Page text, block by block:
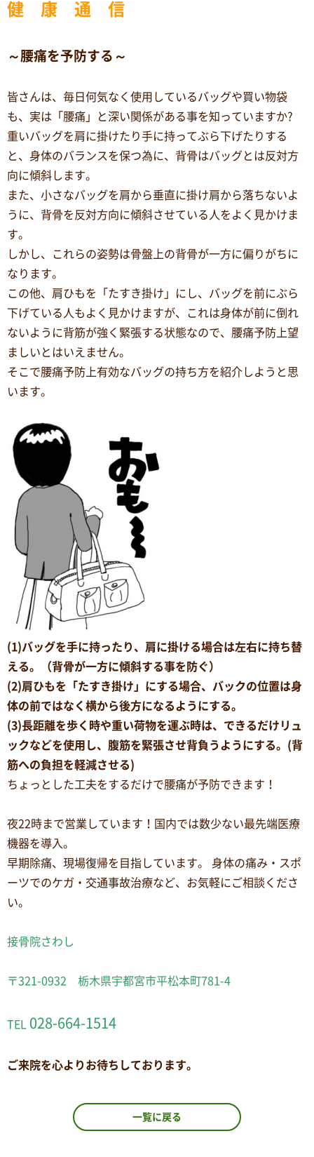
健 康 通 信
～腰痛を予防する～
皆さんは、毎日何気なく使用しているバッグや買い物袋
も、実は「腰痛」と深い関係がある事を知っていますか?
重いバッグを肩に掛けたり手に持ってぶら下げたりする
と、身体のバランスを保つ為に、背骨はバッグとは反対方
向に傾斜します。
また、小さなバッグを肩から垂直に掛け肩から落ちないよ
うに、背骨を反対方向に傾斜させている人をよく見かけま
す。
しかし、これらの姿勢は骨盤上の背骨が一方に偏りがちに
なります。
この他、肩ひもを「たすき掛け」にし、バッグを前にぶら
下げている人もよく見かけますが、これは身体が前に倒れ
ないように背筋が強く緊張する状態なので、腰痛予防上望
ましいとはいえません。
そこで腰痛予防上有効なバッグの持ち方を紹介しようと思
います。
(1)バッグを手に持ったり、肩に掛ける場合は左右に持ち替
える。（背骨が一方に傾斜する事を防ぐ）
(2)肩ひもを「たすき掛け」にする場合、バックの位置は身
体の前ではなく横から後方になるようにする。
(3)長距離を歩く時や重い荷物を運ぶ時は、できるだけリュ
ックなどを使用し、腹筋を緊張させ背負うようにする。(背
筋への負担を軽減させる)
ちょっとした工夫をするだけで腰痛が予防できます！
夜22時まで営業しています！国内では数少ない最先端医療
機器を導入。
早期除痛、現場復帰を目指しています。 身体の痛み・スポ
ーツでのケガ・交通事故治療など、お気軽にご相談くださ
い。
接骨院さわし
〒321-0932 栃木県宇都宮市平松本町781-4
TEL 028-664-1514
ご来院を心よりお待ちしております。
一覧に戻る